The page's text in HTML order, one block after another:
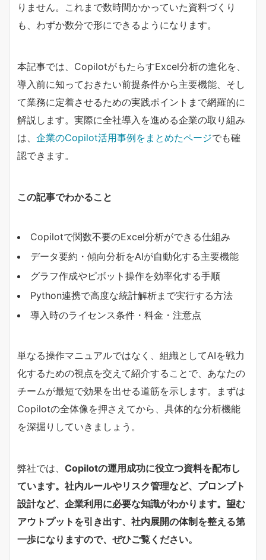
りません。これまで数時間かかっていた資料づくり
も、わずか数分で形にできるようになります。
本記事では、CopilotがもたらすExcel分析の進化を、
導入前に知っておきたい前提条件から主要機能、そし
て業務に定着させるための実践ポイントまで網羅的に
解説します。実際に全社導入を進める企業の取り組み
は、 企業のCopilot活用事例をまとめたページでも確
認できます。
​この記事でわかること​
Copilotで関数不要のExcel分析ができる仕組み
データ要約・傾向分析をAIが自動化する主要機能
グラフ作成やピボット操作を効率化する手順
Python連携で高度な統計解析まで実行する方法
導入時のライセンス条件・料金・注意点
単なる操作マニュアルではなく、組織としてAIを戦力
化するための視点を交えて紹介することで、あなたの
チームが最短で効果を出せる道筋を示します。まずは
Copilotの全体像を押さえてから、具体的な分析機能
を深掘りしていきましょう。
弊社では、 Copilotの運用成功に役立つ資料を配布し
ています。社内ルールやリスク管理など、プロンプト
設計など、企業利用に必要な知識がわかります。望む
アウトプットを引き出す、社内展開の体制を整える第
一歩になりますので、ぜひご覧ください。